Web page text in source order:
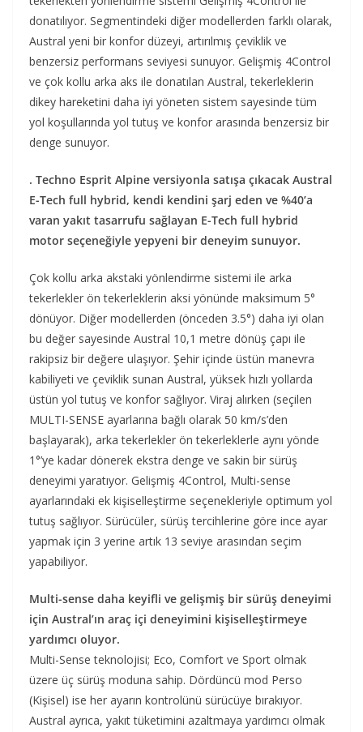
donatılıyor. Segmentindeki diğer modellerden farklı olarak,
Austral yeni bir konfor düzeyi, artırılmış çeviklik ve
benzersiz performans seviyesi sunuyor. Gelişmiş 4Control
ve çok kollu arka aks ile donatılan Austral, tekerleklerin
dikey hareketini daha iyi yöneten sistem sayesinde tüm
yol koşullarında yol tutuş ve konfor arasında benzersiz bir
denge sunuyor.
. Techno Esprit Alpine versiyonla satışa çıkacak Austral
E-Tech full hybrid, kendi kendini şarj eden ve %40’a
varan yakıt tasarrufu sağlayan E-Tech full hybrid
motor seçeneğiyle yepyeni bir deneyim sunuyor.
Çok kollu arka akstaki yönlendirme sistemi ile arka
tekerlekler ön tekerleklerin aksi yönünde maksimum 5°
dönüyor. Diğer modellerden (önceden 3.5°) daha iyi olan
bu değer sayesinde Austral 10,1 metre dönüş çapı ile
rakipsiz bir değere ulaşıyor. Şehir içinde üstün manevra
kabiliyeti ve çeviklik sunan Austral, yüksek hızlı yollarda
üstün yol tutuş ve konfor sağlıyor. Viraj alırken (seçilen
MULTI-SENSE ayarlarına bağlı olarak 50 km/s’den
başlayarak), arka tekerlekler ön tekerleklerle aynı yönde
1°’ye kadar dönerek ekstra denge ve sakin bir sürüş
deneyimi yaratıyor. Gelişmiş 4Control, Multi-sense
ayarlarındaki ek kişiselleştirme seçenekleriyle optimum yol
tutuş sağlıyor. Sürücüler, sürüş tercihlerine göre ince ayar
yapmak için 3 yerine artık 13 seviye arasından seçim
yapabiliyor.
Multi-sense daha keyifli ve gelişmiş bir sürüş deneyimi
için Austral’ın araç içi deneyimini kişiselleştirmeye
yardımcı oluyor.
Multi-Sense teknolojisi; Eco, Comfort ve Sport olmak
üzere üç sürüş moduna sahip. Dördüncü mod Perso
(Kişisel) ise her ayarın kontrolünü sürücüye bırakıyor.
Austral ayrıca, yakıt tüketimini azaltmaya yardımcı olmak